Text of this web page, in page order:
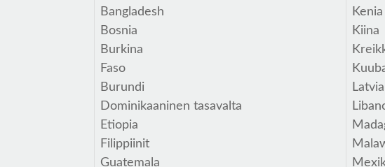
Bangladesh
Bosnia
Burkina
Faso
Burundi
Dominikaaninen tasavalta
Etiopia
Filippiinit
Guatemala
Kenia
Kiina
Latvia